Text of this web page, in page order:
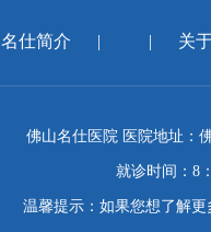
名仕简介 | | 关
佛山名仕医院 医院地址：
就诊时间：8
温馨提示：如果您想了解